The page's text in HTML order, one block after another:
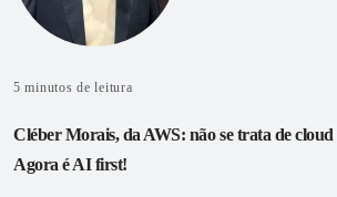
5 minutos de leitura
Cléber Morais, da AWS: não se trata de cloud
Agora é AI first!